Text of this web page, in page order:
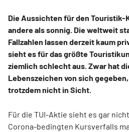
Die Aussichten für den Touristik-
andere als sonnig. Die weltweit
Fallzahlen lassen derzeit kaum
sieht es für das größte
ziemlich schlecht aus. Zwar hat
Lebenszeichen von sich
trotzdem nicht in Sicht.
Für die TUI-Aktie sieht es gar
Corona-bedingten Kursverfalls